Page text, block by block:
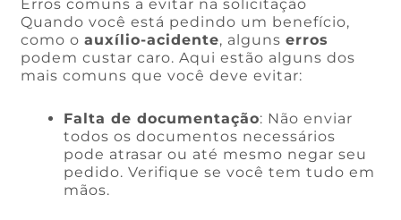
Erros comuns a evitar na solicitação
Quando você está pedindo um benefício,
como oauxílio-acidente, algunserros
podem custar caro. Aqui estão alguns dos
mais comuns que você deve evitar:
Falta de documentação: Não enviar
todos os documentos necessários
pode atrasar ou até mesmo negar seu
pedido. Verifique se você tem tudo em
mãos.